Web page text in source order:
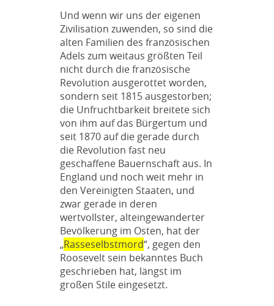
Und wenn wir uns der eigenen
Zivilisation zuwenden, so sind die
alten Familien des französischen
Adels zum weitaus größten Teil
nicht durch die französische
Revolution ausgerottet worden,
sondern seit 1815 ausgestorben;
die Unfruchtbarkeit breitete sich
von ihm auf das Bürgertum und
seit 1870 auf die gerade durch
die Revolution fast neu
geschaffene Bauernschaft aus. In
England und noch weit mehr in
den Vereinigten Staaten, und
zwar gerade in deren
wertvollster, alteingewanderter
Bevölkerung im Osten, hat der
„Rasseselbstmord“, gegen den
Roosevelt sein bekanntes Buch
geschrieben hat, längst im
großen Stile eingesetzt.